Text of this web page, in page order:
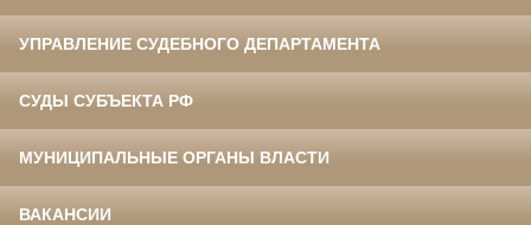
УПРАВЛЕНИЕ СУДЕБНОГО ДЕПАРТАМЕНТА
СУДЫ СУБЪЕКТА РФ
МУНИЦИПАЛЬНЫЕ ОРГАНЫ ВЛАСТИ
ВАКАНСИИ